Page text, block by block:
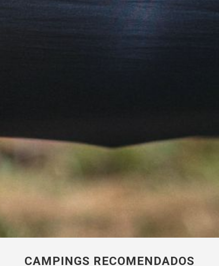
CAMPINGS RECOMENDADOS